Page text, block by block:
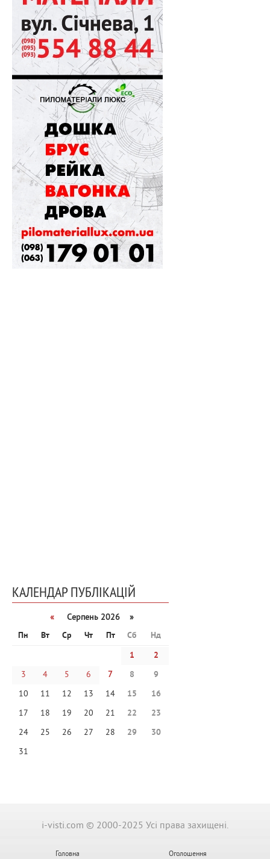
КАЛЕНДАР ПУБЛІКАЦІЙ
«
Серпень 2026 »
Пн
Вт Ср Чт Пт Сб
Нд
1
2
3
4 5 6 7 8
9
10
11 12 13 14 15
16
17
18 19 20 21 22
23
24
25 26 27 28 29
30
31
i-visti.com © 2000-2025 Усі права захищені.
Головна Оголошення